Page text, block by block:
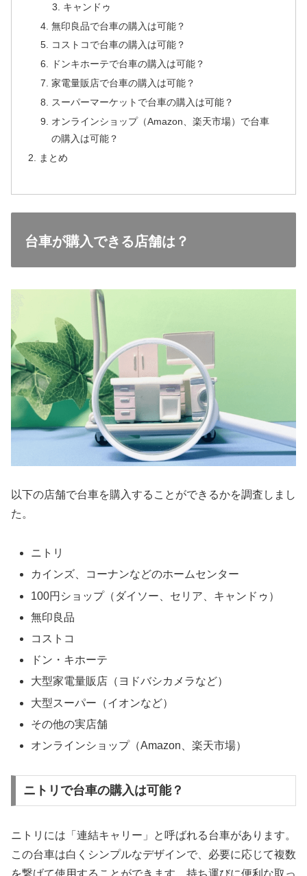
キャンドゥ
無印良品で台車の購入は可能？
コストコで台車の購入は可能？
ドンキホーテで台車の購入は可能？
家電量販店で台車の購入は可能？
スーパーマーケットで台車の購入は可能？
オンラインショップ（Amazon、楽天市場）で台車
の購入は可能？
まとめ
台車が購入できる店舗は？
以下の店舗で台車を購入することができるかを調査しまし
た。
ニトリ
カインズ、コーナンなどのホームセンター
100円ショップ（ダイソー、セリア、キャンドゥ）
無印良品
コストコ
ドン・キホーテ
大型家電量販店（ヨドバシカメラなど）
大型スーパー（イオンなど）
その他の実店舗
オンラインショップ（Amazon、楽天市場）
ニトリで台車の購入は可能？
ニトリには「連結キャリー」と呼ばれる台車があります。
この台車は白くシンプルなデザインで、必要に応じて複数